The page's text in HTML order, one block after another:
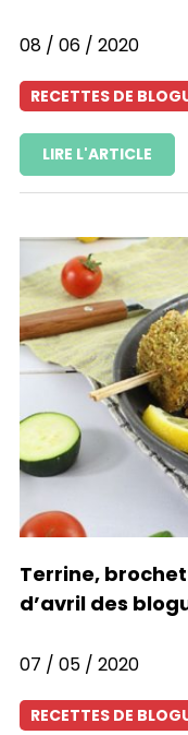
08 / 06 / 2020
RECETTES DE
LIRE L'ARTICLE
Terrine,
d’avril des
07 / 05 / 2020
RECETTES DE